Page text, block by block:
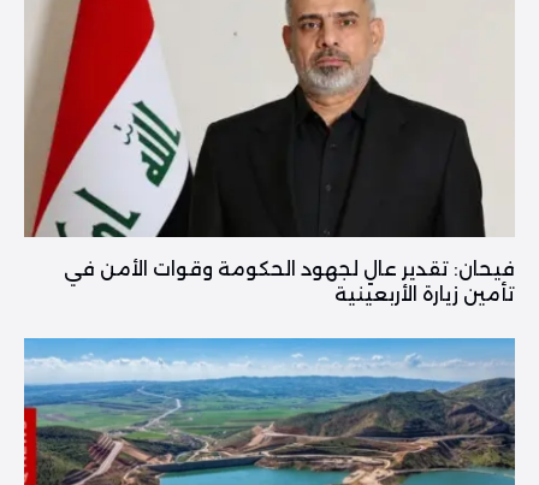
فیحان: تقدير عالٍ لجهود الحكومة وقوات الأمن في
تأمين زيارة الأربعينية